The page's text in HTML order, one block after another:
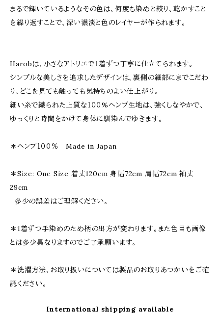
まるで輝いているようなその色は、何度も染めと絞り、乾かすこと
を繰り返すことで、深い濃淡と色のレイヤーが作られます。
Harobは、小さなアトリエで１着ずつ丁寧に仕立てられます。
シンプルな美しさを追求したデザインは、裏側の細部にまでこだわ
り、どこを見ても触っても気持ちのよい仕上がり。
細い糸で織られた上質な１００%ヘンプ生地は、強くしなやかで、
ゆっくりと時間をかけて身体に馴染んでゆきます。
＊ヘンプ１００％ Made in Japan
＊Size: One Size 着丈120cm 身幅72cm 肩幅72cm 袖丈
29cm
多少の誤差はご理解ください。
＊1着ずつ手染めのため柄の出方が変わります。また色目も画像
とは多少異なりますのでご了承願います。
＊洗濯方法、お取り扱いについては製品のお取りあつかいをご確
認ください。
International shipping available